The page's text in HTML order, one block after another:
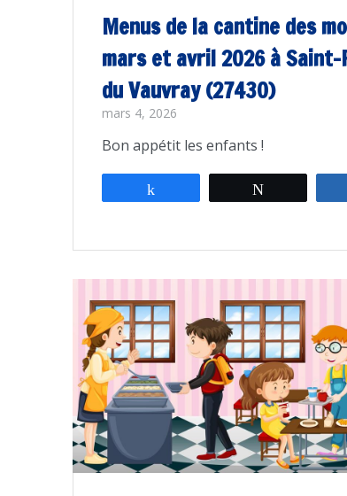
Menus de la cantine des
mars et avril 2026 à
du Vauvray (27430)
mars 4, 2026
Bon appétit les enfants !